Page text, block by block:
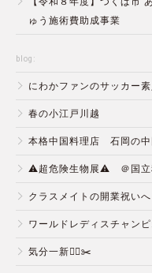
ゅう施術費助成事業
blog:
にわかファンのサッカー素
春の小江戸川越
本格中国料理店 石岡の中
⚠️超危険生物展⚠️ ＠国立
クラスメイトの開業祝い
ワールドレディスチャン
気分一新💇‍♂️✂️